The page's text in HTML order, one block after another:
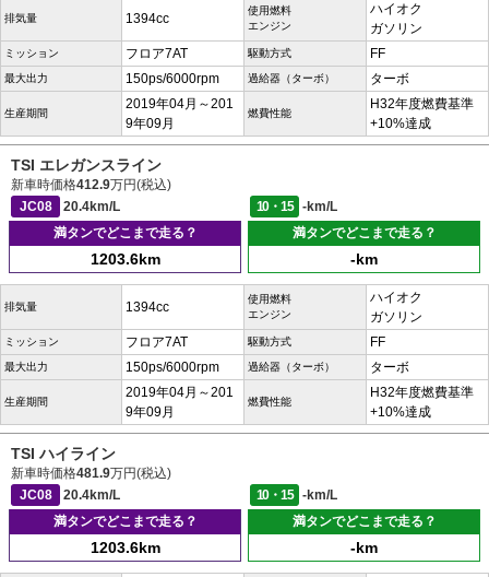
排気量 1394cc
使用燃料
エンジン
ハイオク
ガソリン
ミッション フロア7AT 駆動方式 FF
最大出力 150ps/6000rpm 過給器（ターボ） ターボ
生産期間
2019年04月～201
9年09月
燃費性能
H32年度燃費基準
+10%達成
TSI エレガンスライン
新車時価格412.9万円(税込)
JC08
20.4km/L 10・15
-km/L
満タンでどこまで走る？
1203.6km
満タンでどこまで走る？
-km
排気量 1394cc
使用燃料
エンジン
ハイオク
ガソリン
ミッション フロア7AT 駆動方式 FF
最大出力 150ps/6000rpm 過給器（ターボ） ターボ
生産期間
2019年04月～201
9年09月
燃費性能
H32年度燃費基準
+10%達成
TSI ハイライン
新車時価格481.9万円(税込)
JC08
20.4km/L 10・15
-km/L
満タンでどこまで走る？
1203.6km
満タンでどこまで走る？
-km